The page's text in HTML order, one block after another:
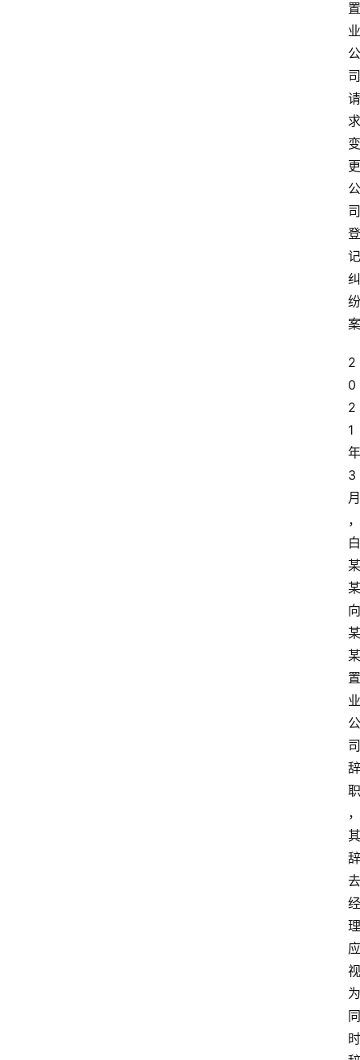
置
业
公
司
请
求
变
更
公
司
登
记
纠
纷
案
2
0
2
1
年
3
月
，
白
某
某
向
某
某
置
业
公
司
辞
职
，
其
辞
去
经
理
应
视
为
同
时